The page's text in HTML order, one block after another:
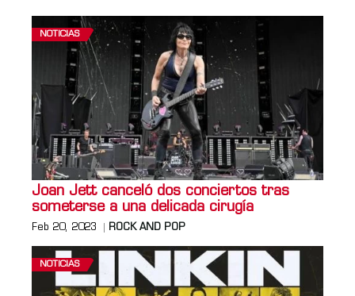
NOTICIAS
Joan Jett canceló dos conciertos tras
someterse a una delicada cirugía
Feb 20, 2023 ROCK AND POP
NOTICIAS